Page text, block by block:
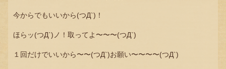
今からでもいいから(つД`)！
ほらッ(つД`)ノ！取ってよ〜〜〜(つД`)
１回だけでいいから〜〜(つД`)お願い〜〜〜〜(つД`)